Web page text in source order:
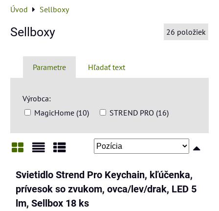
Úvod Sellboxy
Sellboxy 26 položiek
Parametre Hľadať text
Výrobca:
MagicHome (10)
STREND PRO (16)
Svietidlo Strend Pro Keychain, kľúčenka,
prívesok so zvukom, ovca/lev/drak, LED 5
lm, Sellbox 18 ks